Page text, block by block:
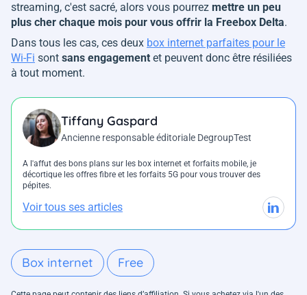
streaming, c'est sacré, alors vous pourrez mettre un peu
plus cher chaque mois pour vous offrir la Freebox Delta.
Dans tous les cas, ces deux box internet parfaites pour le
Wi-Fi sont sans engagement et peuvent donc être résiliées
à tout moment.
Tiffany Gaspard
Ancienne responsable éditoriale DegroupTest
A l'affut des bons plans sur les box internet et forfaits mobile, je
décortique les offres fibre et les forfaits 5G pour vous trouver des
pépites.
Voir tous ses articles
Box internet Free